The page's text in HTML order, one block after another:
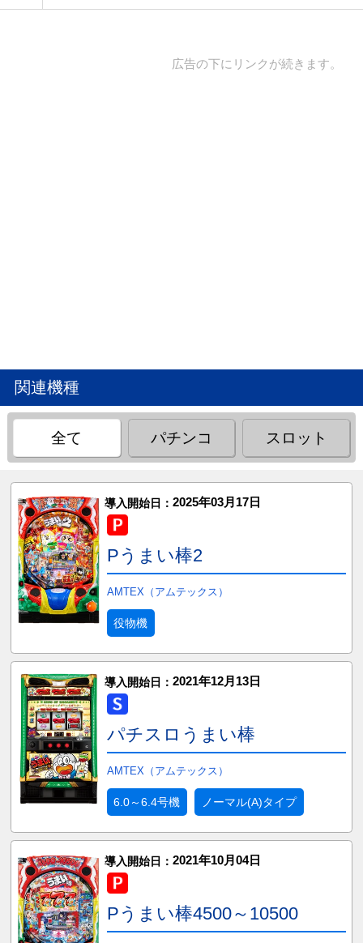
広告の下にリンクが続きます。
関連機種
全て パチンコ スロット
導入開始日： 2025年03月17日
Pうまい棒2
AMTEX（アムテックス）
役物機
導入開始日： 2021年12月13日
パチスロうまい棒
AMTEX（アムテックス）
6.0～6.4号機 ノーマル(A)タイプ
導入開始日： 2021年10月04日
Pうまい棒4500～10500